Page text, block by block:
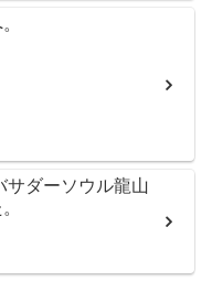
サダーソウル龍山